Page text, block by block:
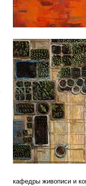
кафедры живописи и